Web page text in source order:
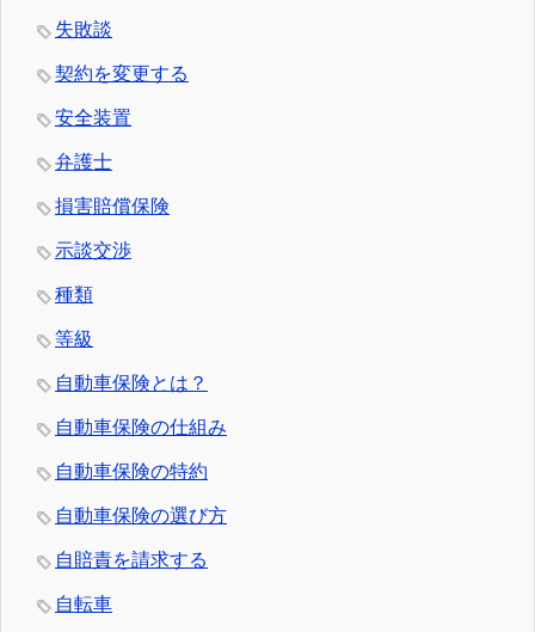
失敗談
契約を変更する
安全装置
弁護士
損害賠償保険
示談交渉
種類
等級
自動車保険とは？
自動車保険の仕組み
自動車保険の特約
自動車保険の選び方
自賠責を請求する
自転車